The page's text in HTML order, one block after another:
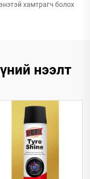
хамтрагч болох
нээлт